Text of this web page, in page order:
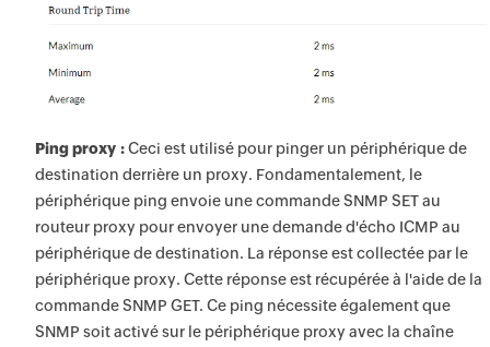
Ping proxy :Ceci est utilisé pour pinger un périphérique de
destination derrière un proxy. Fondamentalement, le
périphérique ping envoie une commande SNMP SET au
routeur proxy pour envoyer une demande d'écho ICMP au
périphérique de destination. La réponse est collectée par le
périphérique proxy. Cette réponse est récupérée à l'aide de la
commande SNMP GET. Ce ping nécessite également que
SNMP soit activé sur le périphérique proxy avec la chaîne